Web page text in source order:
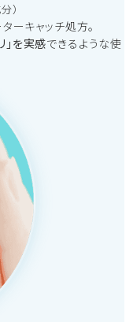
）
ターキャッチ処方。
」を実感できるような使